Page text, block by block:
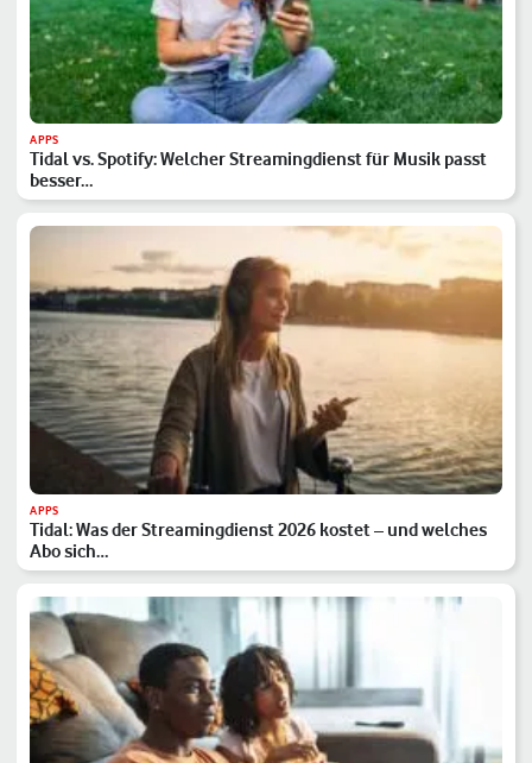
APPS
Tidal vs. Spotify: Welcher Streamingdienst für Musik passt
besser…
APPS
Tidal: Was der Streamingdienst 2026 kostet – und welches
Abo sich…